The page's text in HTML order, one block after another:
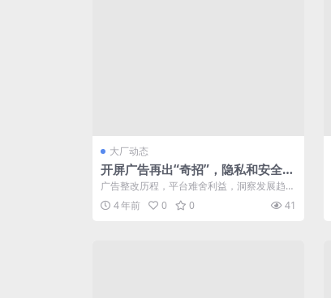
大厂动态
开屏广告再出“奇招”，隐私和安全成
趋势
广告整改历程，平台难舍利益，洞察发展趋
势。 01 广告整改历程 用户并...
4 年前 0 0 41